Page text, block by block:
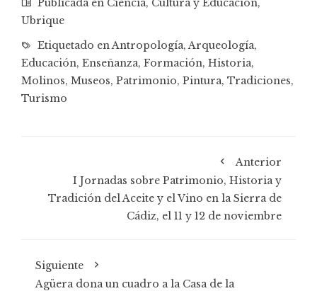
Ubrique
Etiquetado en Antropología, Arqueología,
Educación, Enseñanza, Formación, Historia,
Molinos, Museos, Patrimonio, Pintura, Tradiciones,
Turismo
Anterior
I Jornadas sobre Patrimonio, Historia y
Tradición del Aceite y el Vino en la Sierra de
Cádiz, el 11 y 12 de noviembre
Siguiente
Agüera dona un cuadro a la Casa de la